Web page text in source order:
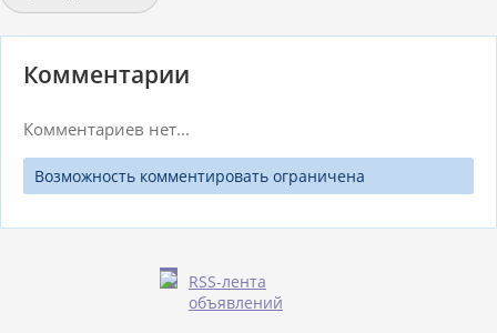
Комментарии
Комментариев нет...
Возможность комментировать ограничена
RSS-лента
объявлений